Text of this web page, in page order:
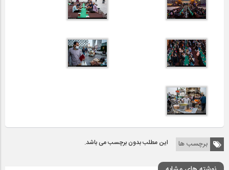
برچسب ها این مطلب بدون برچسب می باشد.